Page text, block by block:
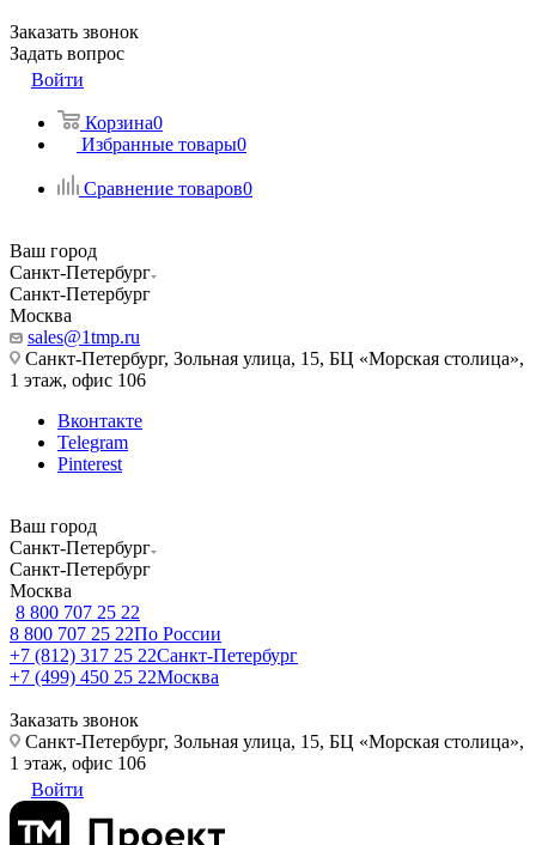
Заказать звонок
Задать вопрос
Войти
Корзина0
Избранные товары0
Сравнение товаров0
Ваш город
Санкт-Петербург
Санкт-Петербург
Москва
sales@1tmp.ru
Санкт-Петербург, Зольная улица, 15, БЦ «Морская столица»,
1 этаж, офис 106
Вконтакте
Telegram
Pinterest
Ваш город
Санкт-Петербург
Санкт-Петербург
Москва
8 800 707 25 22
8 800 707 25 22По России
+7 (812) 317 25 22Санкт-Петербург
+7 (499) 450 25 22Москва
Заказать звонок
Санкт-Петербург, Зольная улица, 15, БЦ «Морская столица»,
1 этаж, офис 106
Войти